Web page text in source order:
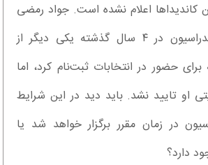
کاندیداها اعلام نشده است. جواد رمضی
رئیس سابق این فدراسیون در ۴ ‌سال گذشته یکی دیگر از
برای حضور در انتخابات ثبت‌نام کرد، اما
مدیریتی او تایید نشد. باید دید در این شرایط
در زمان مقرر برگزار خواهد شد یا
دارد؟